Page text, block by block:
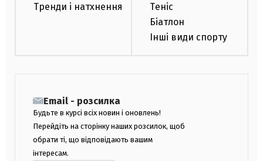
Тренди і натхнення
Теніс
Біатлон
Інші види спорту
Email - розсилка
Будьте в курсі всіх новин і оновлень!
Перейдіть на сторінку наших розсилок, щоб
обрати ті, що відповідають вашим
інтересам.